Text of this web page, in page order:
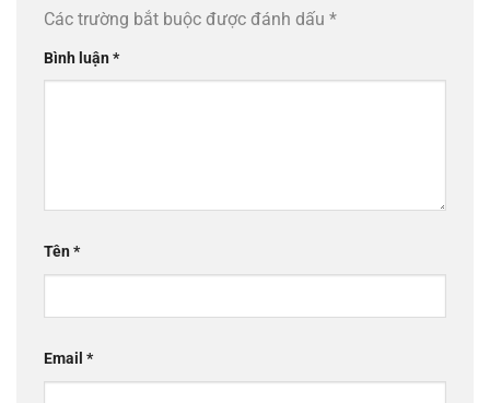
Các trường bắt buộc được đánh dấu *
Bình luận*
Tên*
Email *